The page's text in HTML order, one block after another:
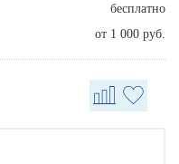
бесплатно
от 1 000 руб.